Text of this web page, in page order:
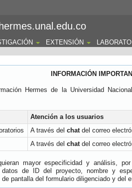
hermes.unal.edu.co
EXTENSIÓN
INFORMACIÓN
Hermes de la Universidad
Atención a los usuarios
A través del chatdel correo
A través del chatdel correo
mayor especificidad y análisis,
de ID del proyecto, nombre y
pantalla del formulario diligenciado y del